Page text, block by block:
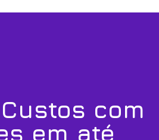
com
em até